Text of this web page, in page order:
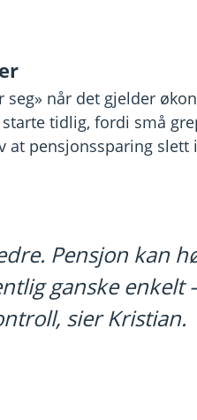
seg» når det gjelder
tidlig, fordi små
pensjonssparing slett
Pensjon kan
ganske enkelt
sier Kristian.